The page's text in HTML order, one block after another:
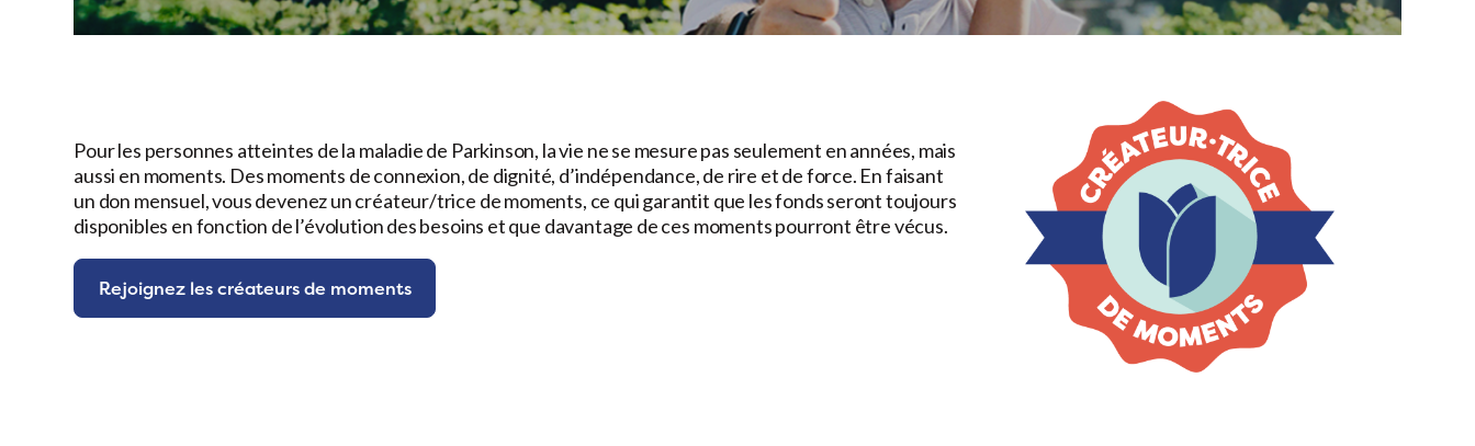
Pour les personnes atteintes de la maladie de Parkinson, la vie ne se mesure pas seulement en années, mais
aussi en moments. Des moments de connexion, de dignité, d’indépendance, de rire et de force. En faisant
un don mensuel, vous devenez un créateur/trice de moments, ce qui garantit que les fonds seront toujours
disponibles en fonction de l’évolution des besoins et que davantage de ces moments pourront être vécus.
Rejoignez les créateurs de moments